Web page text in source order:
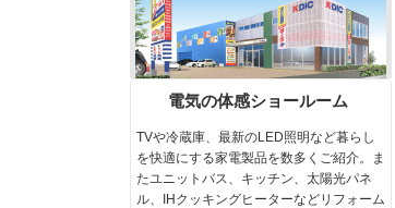
電気の体感ショールーム
TVや冷蔵庫、最新のLED照明など暮らし
を快適にする家電製品を数多くご紹介。ま
たユニットバス、キッチン、太陽光パネ
ル、IHクッキングヒーターなどリフォーム